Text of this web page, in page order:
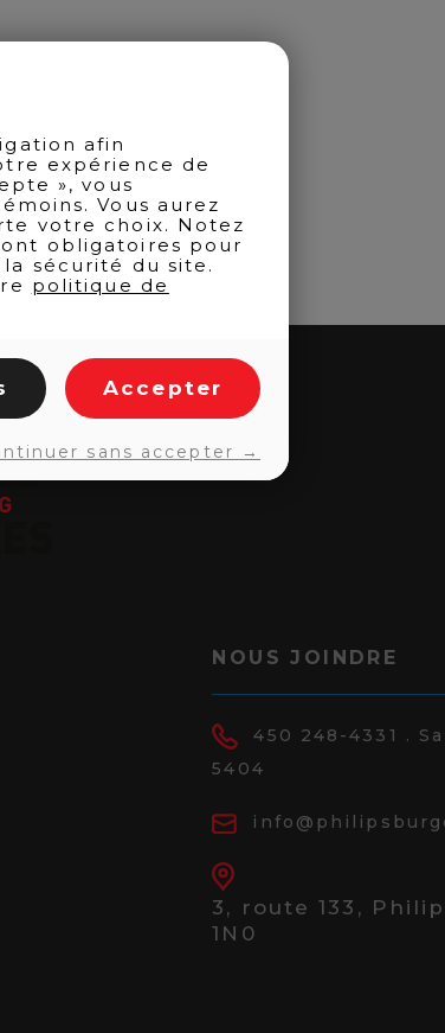
NOUS JOINDRE
450 248-4331 .
5404
3, route 133,
1N0
afin
expérience de
», vous
Vous aurez
votre choix. Notez
obligatoires pour
sécurité du site.
politique de
Accepter
sans accepter →